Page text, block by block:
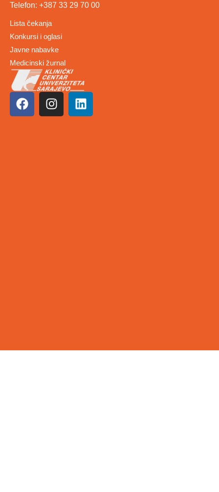
Telefon: +387 33 29 70 00
Lista čekanja
Konkursi i oglasi
Javne nabavke
Medicinski žurnal